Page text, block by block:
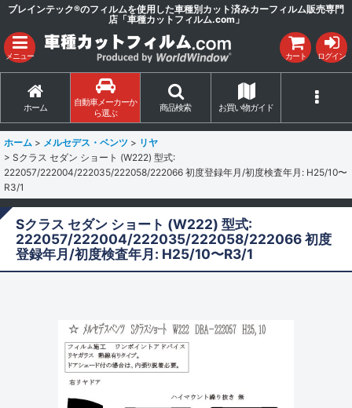
ブレインテック®のフィルムを使用した車種別カット済みカーフィルム販売専門
店「車種カットフィルム.com」
メニュー カート ログイン
ホーム
自動車メーカーか
ら選ぶ
商品検索 お買い物ガイド
ホーム > メルセデス・ベンツ > リヤ
> Sクラス セダン ショート (W222) 型式:
222057/222004/222035/222058/222066 初度登録年月/初度検査年月: H25/10〜
R3/1
Sクラス セダン ショート (W222) 型式:
222057/222004/222035/222058/222066 初度
登録年月/初度検査年月: H25/10〜R3/1